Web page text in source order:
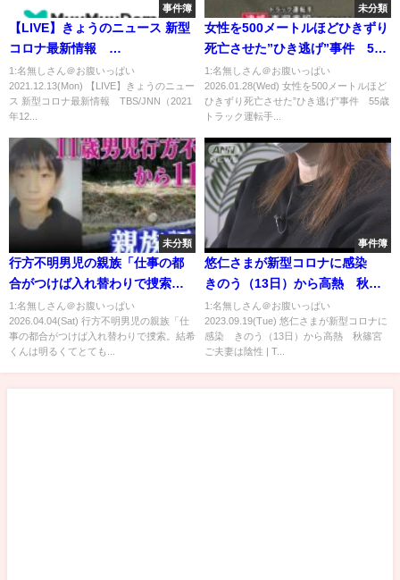
事件簿
【LIVE】きょうのニュース 新型
コロナ最新情報
TBS/JNN（2021年12月13日）
1:名無しさん＠お腹いっぱい
2021.12.13(Mon) 【LIVE】きょうのニュー
ス 新型コロナ最新情報 TBS/JNN（2021
年12...
未分類
女性を500メートルほどひきずり
死亡させた”ひき逃げ”事件 55
歳トラック運転手を逮捕 「事
故を起こした認識はありませ
ん」と容疑否認
1:名無しさん＠お腹いっぱい
2026.01.28(Wed) 女性を500メートルほど
ひきずり死亡させた”ひき逃げ”事件 55歳
トラック運転手...
未分類
行方不明男児の親族「仕事の都
合がつけば入れ替わりで捜索。
結希くんは明るくてとてもいい
子。一刻も早く見つかって」警
察はカバン見つかった付近の池
ー〈カンテレNEWS〉
1:名無しさん＠お腹いっぱい
2026.04.04(Sat) 行方不明男児の親族「仕
事の都合がつけば入れ替わりで捜索。結希
くんは明るくてとても...
事件簿
悠仁さまが新型コロナに感染
きのう（13日）から高熱 秋篠
宮ご夫妻は陰性 | TBS NEWS
DIG #shorts
1:名無しさん＠お腹いっぱい
2023.09.19(Tue) 悠仁さまが新型コロナに
感染 きのう（13日）から高熱 秋篠宮
ご夫妻は陰性 | T...